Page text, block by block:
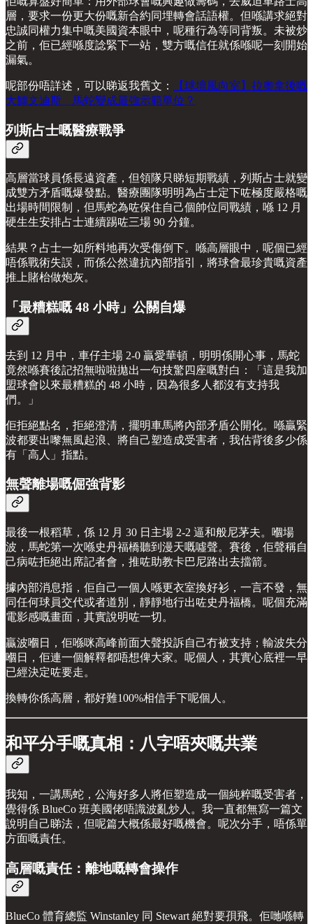
層，要求一份更大份嘅新合約同埋轉會話語權。但喺講求絕對
忠誠同權力集中嘅美國資本眼中，呢種行為等同背叛。未被炒
之前，佢已經喺度諗緊下一站，雙方嘅信任就係喺呢一刻開始
漏氣。
呢部份唔詳述，可以睇返我舊文：
【球壇風向室】拉奧拿後嘅
大鱷文迪斯 馬蛇變成最強示範單位？
列斯占士嘅醫療戰爭
高層當球員係長遠資產，但領隊只睇短期戰績，列斯占士就變
成雙方矛盾嘅爆發點。醫療團隊明明為占士定下咗極度嚴格嘅
出場時間限制，但馬蛇為咗保住自己個帥位同戰績，喺 12 月
硬生生安排占士連續踢咗三場 90 分鐘。
結果？占士一如所料地再次受傷倒下。喺高層眼中，呢個已經
唔係戰術失誤，而係公然違抗內部指引，將球會最珍貴嘅資產
推上賭枱做炮灰。
「最糟糕嘅 48 小時」公關自爆
去到 12 月中，車仔主場 2-0 贏愛華頓，明明係開心事，馬蛇
竟然喺賽後記招無啦啦拋出一句技驚四座嘅對白：「這是我加
盟球會以來最糟糕的 48 小時，因為很多人都沒有支持我
們。」
佢拒絕點名，拒絕澄清，擺明車馬將內部矛盾公開化。喺贏緊
波都要出嚟無風起浪、將自己塑造成受害者，我估背後多少係
有「高人」指點。
無聲離場嘅倔強背影
最後一根稻草，係 12 月 30 日主場 2-2 逼和般尼茅夫。嗰場
波，馬蛇第一次喺史丹福橋聽到漫天嘅噓聲。賽後，佢聲稱自
己病咗拒絕出席記者會，推咗助教卡巴尼路出去擋箭。
據內部消息指，佢自己一個人喺更衣室換好衫，一言不發，無
同任何球員交代或者道別，靜靜地行出咗史丹福橋。呢個充滿
電影感嘅畫面，其實說明咗一切。
贏波嗰日，佢喺咪高峰前面大聲投訴自己冇被支持；輸波失分
嗰日，佢連一個解釋都唔想俾大家。呢個人，其實心底裡一早
已經決定咗要走。
換轉你係高層，都好難100%相信手下呢個人。
和平分手嘅真相：八字唔夾嘅共業
我知，一講馬蛇，公海好多人將佢塑造成一個純粹嘅受害者，
覺得係 BlueCo 班美國佬唔識波亂炒人。我一直都無寫一篇文
說明自己睇法，但呢篇大概係最好嘅機會。呢次分手，唔係單
方面嘅責任。
高層嘅責任：離地嘅轉會操作
BlueCo 體育總監 Winstanley 同 Stewart 絕對要孭飛。佢哋喺轉